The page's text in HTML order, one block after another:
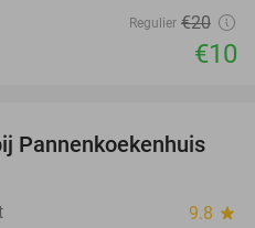
Regulier €20
€10
42%
Pannenkoekenhuis
9.8 star